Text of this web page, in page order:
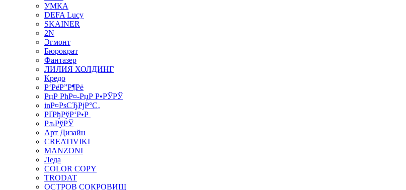
УМКА
DEFA Lucy
SKAINER
2N
Эгмонт
Бюрократ
Фантазер
ЛИЛИЯ ХОЛДИНГ
Кредо
Р‘РёР”Р¶Рё
РџР РћР¤-РџР Р•РЎРЎ
inР¤РѕСЂРјР°С‚
РҐРђРўР‘Р•Р
РљРўРЎ
Арт Дизайн
CREATIVIKI
MANZONI
Леда
COLOR COPY
TRODAT
ОСТРОВ СОКРОВИЩ